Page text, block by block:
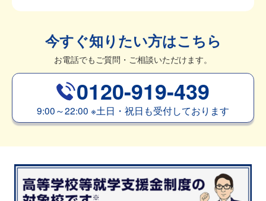
今すぐ知りたい方はこちら
お電話でもご質問・ご相談いただけます。
0120-919-439
9:00～22:00 ※土日・祝日も受付しております